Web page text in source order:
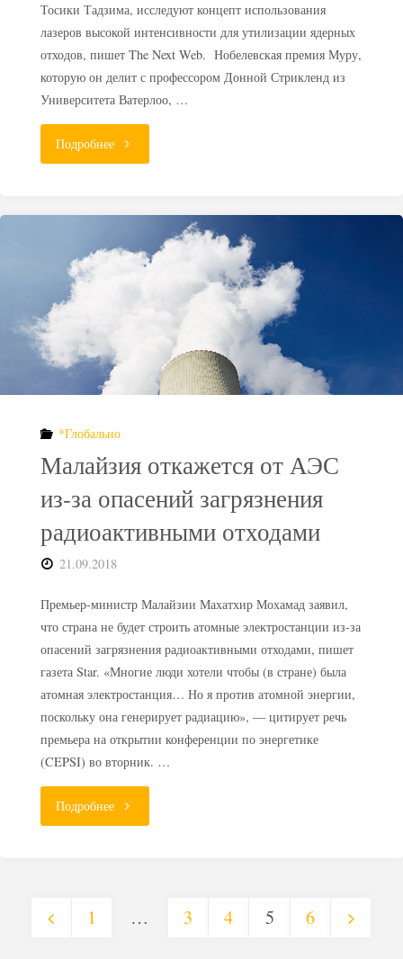
Тосики Тадзима, исследуют концепт использования
лазеров высокой интенсивности для утилизации ядерных
отходов, пишет The Next Web. Нобелевская премия Муру,
которую он делит с профессором Донной Стрикленд из
Университета Ватерлоо, …
Подробнее"Лауреат
премии
предложил
*Глобально
Малайзия откажется от АЭС
из-за опасений загрязнения
радиоактивными отходами
21.09.2018
Премьер-министр Малайзии Махатхир Мохамад заявил,
что страна не будет строить атомные электростанции из-за
опасений загрязнения радиоактивными отходами, пишет
газета Star. «Многие люди хотели чтобы (в стране) была
атомная электростанция… Но я против атомной энергии,
поскольку она генерирует радиацию», — цитирует речь
премьера на открытии конференции по энергетике
(CEPSI) во вторник. …
Подробнее"Малайзия
АЭС
1 … 3 4 5 6